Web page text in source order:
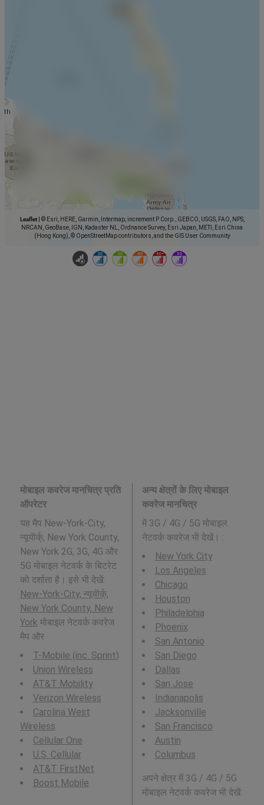
Leaflet
© Esri, HERE, Garmin, Intermap, increment P Corp., GEBCO, USGS, FAO, NPS,
NRCAN, GeoBase, IGN, Kadaster NL, Ordnance Survey, Esri Japan, METI, Esri China
(Hong Kong), © OpenStreetMap contributors, and the GIS User Community
मोबाइल कवरेज मानचित्र प्रति
ऑपरेटर
यह मैप New-York-City,
न्यूयॊर्क्, New York County,
New York 2G, 3G, 4G और
5G मोबाइल नेटवर्क के बिटरेट
को दर्शाता है। इसे भी देखें:
New-York-City, न्यूयॊर्क्,
New York County, New
York मोबाइल नेटवर्क कवरेज
मैप और
T-Mobile (inc. Sprint)
Union Wireless
AT&T Mobility
Verizon Wireless
Carolina West
Wireless
Cellular One
U.S. Cellular
AT&T FirstNet
Boost Mobile
अन्य क्षेत्रों के लिए मोबाइल
कवरेज मानचित्र
में 3G / 4G / 5G मोबाइल
नेटवर्क कवरेज भी देखें। :
New York City
Los Angeles
Chicago
Houston
Philadelphia
Phoenix
San Antonio
San Diego
Dallas
San Jose
Indianapolis
Jacksonville
San Francisco
Austin
Columbus
अपने क्षेत्र में 3G / 4G / 5G
मोबाइल नेटवर्क कवरेज भी देखें: